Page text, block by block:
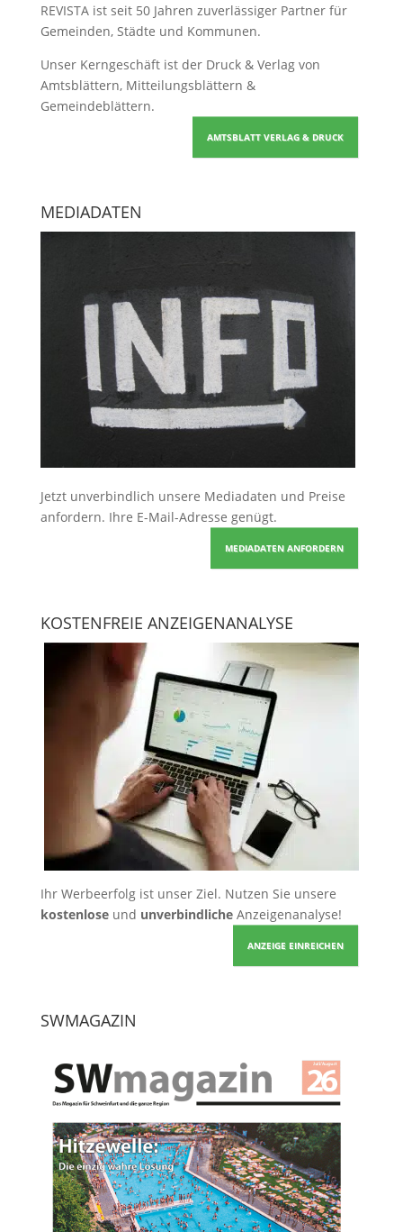
REVISTA ist seit 50 Jahren zuverlässiger Partner für
Gemeinden, Städte und Kommunen.
Unser Kerngeschäft ist der Druck & Verlag von
Amtsblättern, Mitteilungsblättern &
Gemeindeblättern.
AMTSBLATT VERLAG & DRUCK
MEDIADATEN
Jetzt unverbindlich unsere Mediadaten und Preise
anfordern. Ihre E-Mail-Adresse genügt.
MEDIADATEN ANFORDERN
KOSTENFREIE ANZEIGENANALYSE
Ihr Werbeerfolg ist unser Ziel. Nutzen Sie unsere
kostenloseund unverbindlicheAnzeigenanalyse!
ANZEIGE EINREICHEN
SWMAGAZIN